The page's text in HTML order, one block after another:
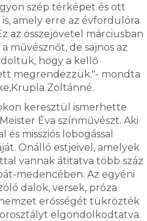
szép térképet és ott
amely erre az évfordulóra
az összejövetel márciusban
művésznőt, de sajnos az
hogy a kellő
megrendezzük."- mondta
Zoltánné.
keresztül ismerhette
Éva színművészt. Aki
missziós lobogással
Önálló estjeivel, amelyek
vannak átitatva több száz
medencében. Az egyéni
dalok, versek, próza
erősségét tükrözték
elgondolkodtatva.